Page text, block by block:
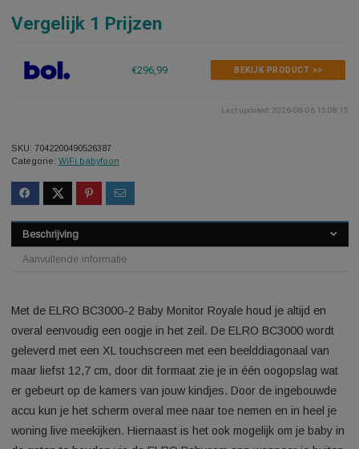
SKU:
7042200490526387
Categorie:
WiFi babyfoon
Beschrijving
Aanvullende informatie
Met de ELRO BC3000-2 Baby Monitor Royale houd je altijd
overal eenvoudig een oogje in het zeil. De ELRO BC3000